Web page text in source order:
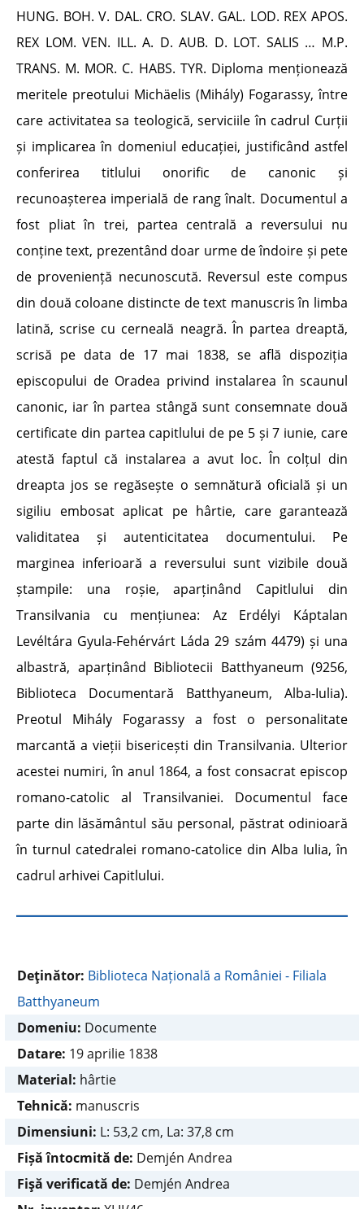
HUNG. BOH. V. DAL. CRO. SLAV. GAL. LOD. REX APOS.
REX LOM. VEN. ILL. A. D. AUB. D. LOT. SALIS … M.P.
TRANS. M. MOR. C. HABS. TYR. Diploma menționează
meritele preotului Michäelis (Mihály) Fogarassy, între
care activitatea sa teologică, serviciile în cadrul Curții
și implicarea în domeniul educației, justificând astfel
conferirea titlului onorific de canonic și
recunoașterea imperială de rang înalt. Documentul a
fost pliat în trei, partea centrală a reversului nu
conține text, prezentând doar urme de îndoire și pete
de proveniență necunoscută. Reversul este compus
din două coloane distincte de text manuscris în limba
latină, scrise cu cerneală neagră. În partea dreaptă,
scrisă pe data de 17 mai 1838, se află dispoziția
episcopului de Oradea privind instalarea în scaunul
canonic, iar în partea stângă sunt consemnate două
certificate din partea capitlului de pe 5 și 7 iunie, care
atestă faptul că instalarea a avut loc. În colțul din
dreapta jos se regăsește o semnătură oficială și un
sigiliu embosat aplicat pe hârtie, care garantează
validitatea și autenticitatea documentului. Pe
marginea inferioară a reversului sunt vizibile două
ștampile: una roșie, aparținând Capitlului din
Transilvania cu mențiunea: Az Erdélyi Káptalan
Levéltára Gyula-Fehérvárt Láda 29 szám 4479) și una
albastră, aparținând Bibliotecii Batthyaneum (9256,
Biblioteca Documentară Batthyaneum, Alba-Iulia).
Preotul Mihály Fogarassy a fost o personalitate
marcantă a vieții bisericești din Transilvania. Ulterior
acestei numiri, în anul 1864, a fost consacrat episcop
romano-catolic al Transilvaniei. Documentul face
parte din lăsământul său personal, păstrat odinioară
în turnul catedralei romano-catolice din Alba Iulia, în
cadrul arhivei Capitlului.
Deţinător: Biblioteca Națională a României - Filiala
Batthyaneum
Domeniu: Documente
Datare: 19 aprilie 1838
Material: hârtie
Tehnică: manuscris
Dimensiuni: L: 53,2 cm, La: 37,8 cm
Fișă întocmită de: Demjén Andrea
Fişă verificată de: Demjén Andrea